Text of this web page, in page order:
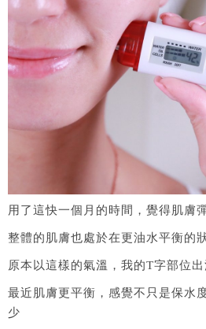
用了這快一個月的時間，覺得肌膚
整體的肌膚也處於在更油水平衡的
原本以這樣的氣溫，我的T字部位
最近肌膚更平衡，感覺不只是保水
少